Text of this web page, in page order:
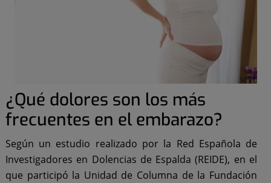
¿Qué dolores son los más
frecuentes en el embarazo?
Según un estudio realizado por la Red Española de
Investigadores en Dolencias de Espalda (REIDE), en el
que participó la Unidad de Columna de la Fundación